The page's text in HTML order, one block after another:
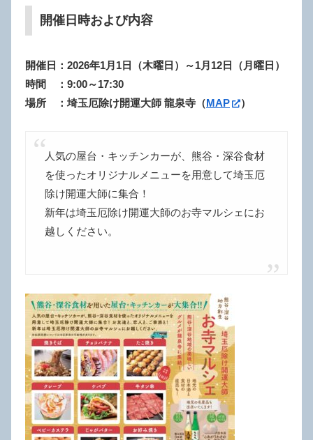
開催日時および内容
開催日：2026年1月1日（木曜日）～1月12日（月曜日）
時間 ：9:00～17:30
場所 ：埼玉厄除け開運大師 龍泉寺 （MAP ）
人気の屋台・キッチンカーが、熊谷・深谷食材
を使ったオリジナルメニューを用意して埼玉厄
除け開運大師に集合！
新年は埼玉厄除け開運大師のお寺マルシェにお
越しください。